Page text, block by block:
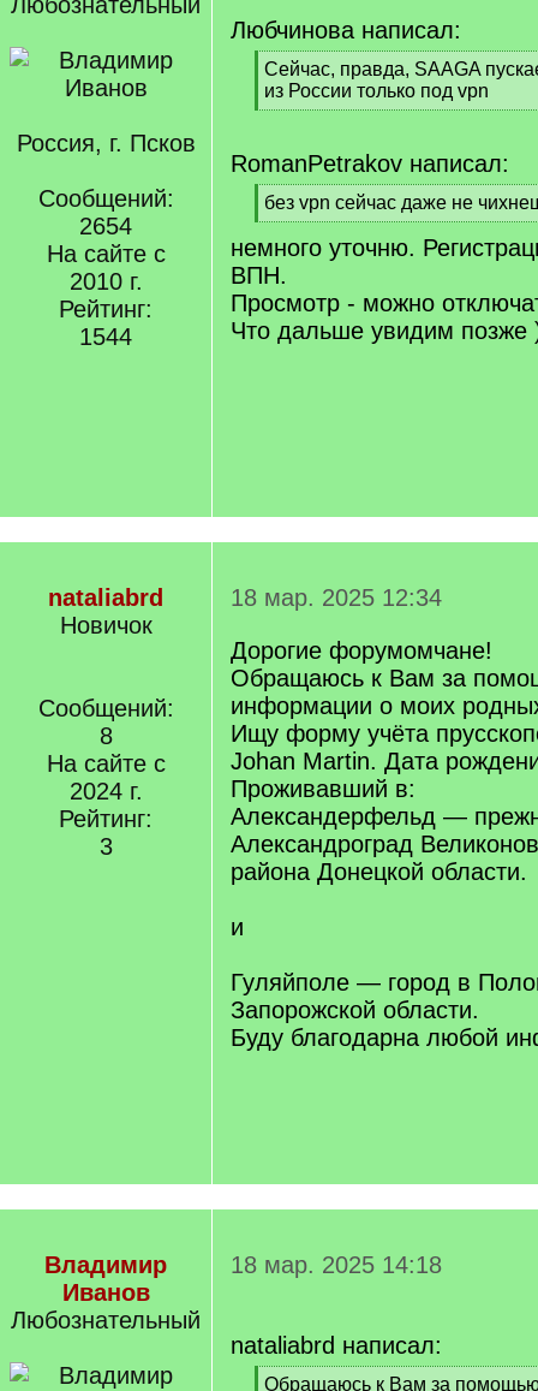
Россия, г. Псков
Сообщений:
2654
На сайте с
2010 г.
Рейтинг:
1544
Любчинова написал:
[
q
]
Сейчас, правда, SAAGA
из России только под vpn
[
q
]
RomanPetrakov написал:
[
q
]
без vpn сейчас даже не
[
/
q
]
немного уточню.
ВПН.
Просмотр - можно
Что дальше увидим позже
nataliabrd
Новичок
Сообщений:
8
На сайте с
2024 г.
Рейтинг:
3
18 мар. 2025 12:34
Дорогие форумомчане!
Обращаюсь к Вам за
информации о моих
Ищу форму учёта
Johan Martin. Дата
Проживавший в:
Александерфельд —
Александроград
района Донецкой области.
и
Гуляйполе — город в
Запорожской области.
Буду благодарна любой
Владимир
Иванов
Любознательный
18 мар. 2025 14:18
nataliabrd написал:
[Обращаюсь к Вам за